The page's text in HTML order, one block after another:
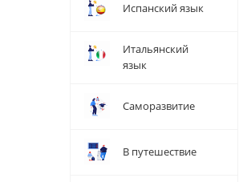
Испанский язык
Итальянский
язык
Саморазвитие
В путешествие